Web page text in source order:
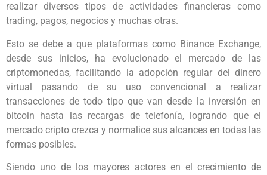
realizar diversos tipos de actividades financieras como
trading, pagos, negocios y muchas otras.
Esto se debe a que plataformas como Binance Exchange,
desde sus inicios, ha evolucionado el mercado de las
criptomonedas, facilitando la adopción regular del dinero
virtual pasando de su uso convencional a realizar
transacciones de todo tipo que van desde la inversión en
bitcoin hasta las recargas de telefonía, logrando que el
mercado cripto crezca y normalice sus alcances en todas las
formas posibles.
Siendo uno de los mayores actores en el crecimiento de